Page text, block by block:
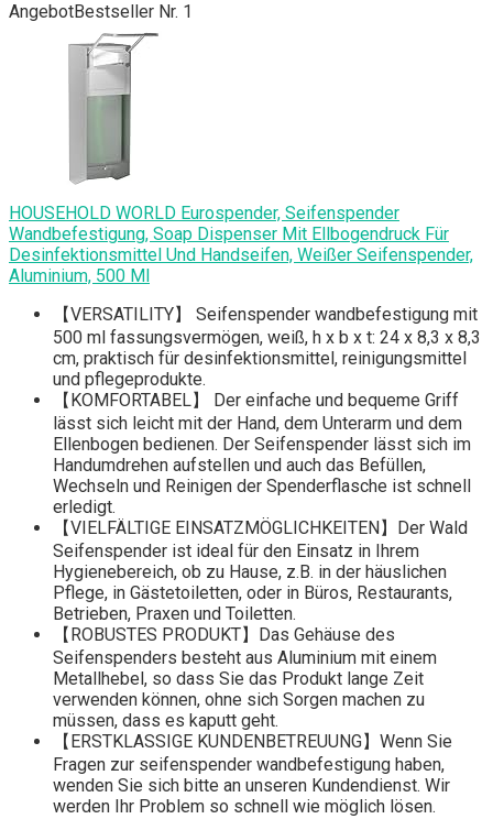
AngebotBestseller Nr. 1
HOUSEHOLD WORLD Eurospender, Seifenspender
Wandbefestigung, Soap Dispenser Mit Ellbogendruck Für
Desinfektionsmittel Und Handseifen, Weißer Seifenspender,
Aluminium, 500 Ml
【VERSATILITY】 Seifenspender wandbefestigung mit
500 ml fassungsvermögen, weiß, h x b x t: 24 x 8,3 x 8,3
cm, praktisch für desinfektionsmittel, reinigungsmittel
und pflegeprodukte.
【KOMFORTABEL】 Der einfache und bequeme Griff
lässt sich leicht mit der Hand, dem Unterarm und dem
Ellenbogen bedienen. Der Seifenspender lässt sich im
Handumdrehen aufstellen und auch das Befüllen,
Wechseln und Reinigen der Spenderflasche ist schnell
erledigt.
【VIELFÄLTIGE EINSATZMÖGLICHKEITEN】Der Wald
Seifenspender ist ideal für den Einsatz in Ihrem
Hygienebereich, ob zu Hause, z.B. in der häuslichen
Pflege, in Gästetoiletten, oder in Büros, Restaurants,
Betrieben, Praxen und Toiletten.
【ROBUSTES PRODUKT】Das Gehäuse des
Seifenspenders besteht aus Aluminium mit einem
Metallhebel, so dass Sie das Produkt lange Zeit
verwenden können, ohne sich Sorgen machen zu
müssen, dass es kaputt geht.
【ERSTKLASSIGE KUNDENBETREUUNG】Wenn Sie
Fragen zur seifenspender wandbefestigung haben,
wenden Sie sich bitte an unseren Kundendienst. Wir
werden Ihr Problem so schnell wie möglich lösen.